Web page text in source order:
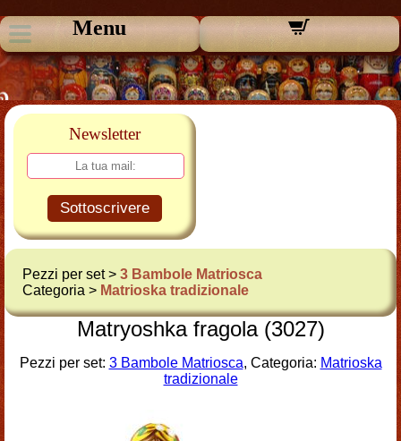
Menu
Newsletter
Sottoscrivere
Pezzi per set > 3 Bambole Matriosca
Categoria > Matrioska tradizionale
Matryoshka fragola (3027)
Pezzi per set: 3 Bambole Matriosca, Categoria: Matrioska
tradizionale